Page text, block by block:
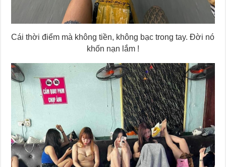
Cái thời điểm mà không tiền, không bạc trong tay. Đời nó
khốn nạn lắm !